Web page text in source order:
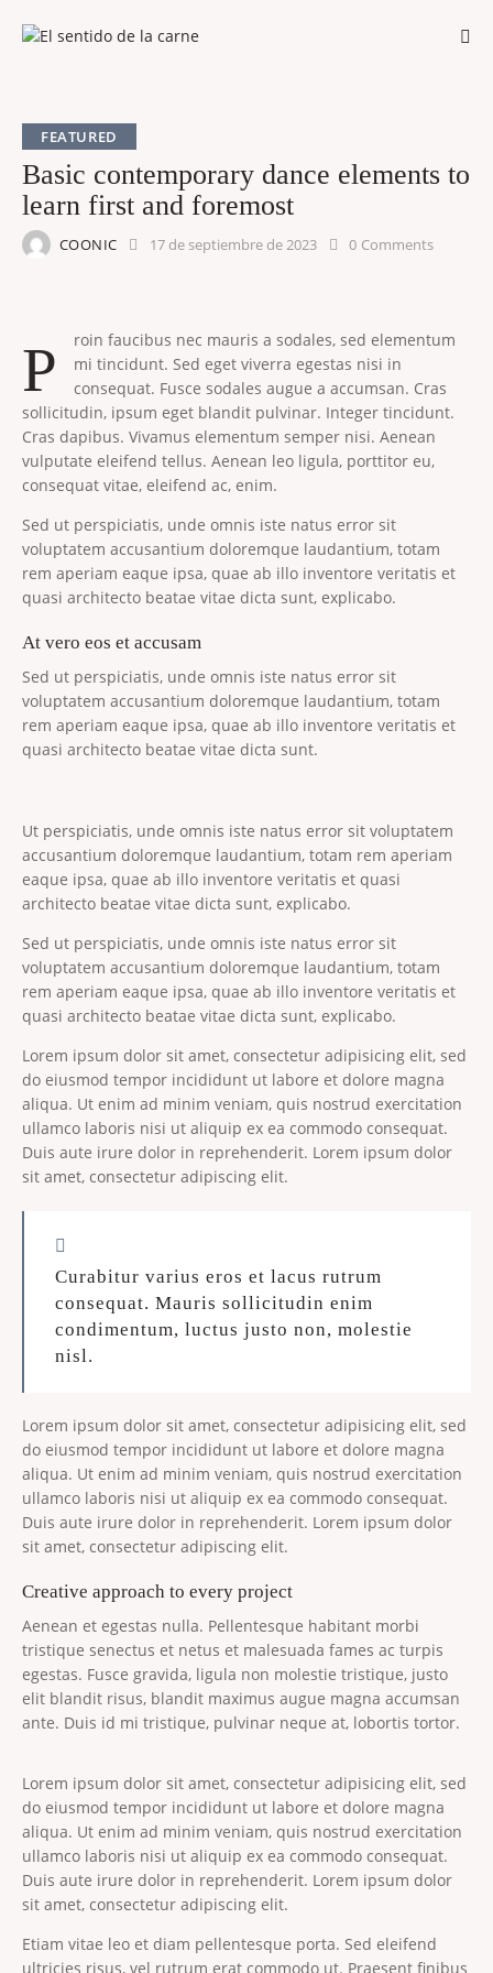
FEATURED
Basic contemporary dance elements to
learn first and foremost
COONIC 17 de septiembre de 2023 0 Comments
P
roin faucibus nec mauris a sodales, sed elementum
mi tincidunt. Sed eget viverra egestas nisi in
consequat. Fusce sodales augue a accumsan. Cras
sollicitudin, ipsum eget blandit pulvinar. Integer tincidunt.
Cras dapibus. Vivamus elementum semper nisi. Aenean
vulputate eleifend tellus. Aenean leo ligula, porttitor eu,
consequat vitae, eleifend ac, enim.
Sed ut perspiciatis, unde omnis iste natus error sit
voluptatem accusantium doloremque laudantium, totam
rem aperiam eaque ipsa, quae ab illo inventore veritatis et
quasi architecto beatae vitae dicta sunt, explicabo.
At vero eos et accusam
Sed ut perspiciatis, unde omnis iste natus error sit
voluptatem accusantium doloremque laudantium, totam
rem aperiam eaque ipsa, quae ab illo inventore veritatis et
quasi architecto beatae vitae dicta sunt.
Ut perspiciatis, unde omnis iste natus error sit voluptatem
accusantium doloremque laudantium, totam rem aperiam
eaque ipsa, quae ab illo inventore veritatis et quasi
architecto beatae vitae dicta sunt, explicabo.
Sed ut perspiciatis, unde omnis iste natus error sit
voluptatem accusantium doloremque laudantium, totam
rem aperiam eaque ipsa, quae ab illo inventore veritatis et
quasi architecto beatae vitae dicta sunt, explicabo.
Lorem ipsum dolor sit amet, consectetur adipisicing elit, sed
do eiusmod tempor incididunt ut labore et dolore magna
aliqua. Ut enim ad minim veniam, quis nostrud exercitation
ullamco laboris nisi ut aliquip ex ea commodo consequat.
Duis aute irure dolor in reprehenderit. Lorem ipsum dolor
sit amet, consectetur adipiscing elit.
Curabitur varius eros et lacus rutrum
consequat. Mauris sollicitudin enim
condimentum, luctus justo non, molestie
nisl.
Lorem ipsum dolor sit amet, consectetur adipisicing elit, sed
do eiusmod tempor incididunt ut labore et dolore magna
aliqua. Ut enim ad minim veniam, quis nostrud exercitation
ullamco laboris nisi ut aliquip ex ea commodo consequat.
Duis aute irure dolor in reprehenderit. Lorem ipsum dolor
sit amet, consectetur adipiscing elit.
Creative approach to every project
Aenean et egestas nulla. Pellentesque habitant morbi
tristique senectus et netus et malesuada fames ac turpis
egestas. Fusce gravida, ligula non molestie tristique, justo
elit blandit risus, blandit maximus augue magna accumsan
ante. Duis id mi tristique, pulvinar neque at, lobortis tortor.
Lorem ipsum dolor sit amet, consectetur adipisicing elit, sed
do eiusmod tempor incididunt ut labore et dolore magna
aliqua. Ut enim ad minim veniam, quis nostrud exercitation
ullamco laboris nisi ut aliquip ex ea commodo consequat.
Duis aute irure dolor in reprehenderit. Lorem ipsum dolor
sit amet, consectetur adipiscing elit.
Etiam vitae leo et diam pellentesque porta. Sed eleifend
ultricies risus, vel rutrum erat commodo ut. Praesent finibus